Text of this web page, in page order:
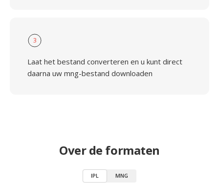
3
Laat het bestand converteren en u kunt direct
daarna uw mng-bestand downloaden
Over de formaten
IPL MNG